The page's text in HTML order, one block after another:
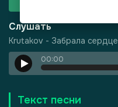
Слушать
Krutakov - Забрала сердце
00:00
Текст песни
Город Грехов